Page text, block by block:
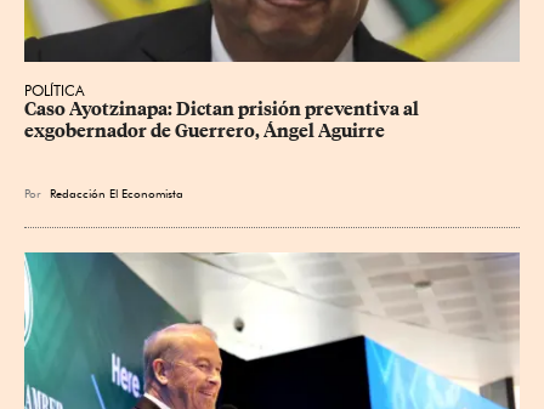
POLÍTICA
Caso Ayotzinapa: Dictan prisión preventiva al
exgobernador de Guerrero, Ángel Aguirre
Por Redacción El Economista